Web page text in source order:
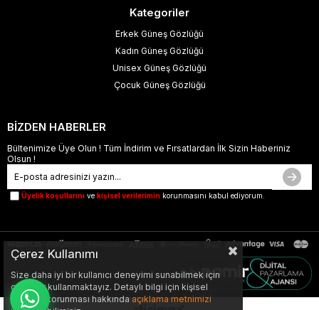
Kategoriler
Erkek Güneş Gözlüğü
Kadın Güneş Gözlüğü
Unisex Güneş Gözlüğü
Çocuk Güneş Gözlüğü
BİZDEN HABERLER
Bültenimize Üye Olun ! Tüm İndirim ve Fırsatlardan İlk Sizin Haberiniz
Olsun !
Üyelik koşullarını ve kişisel verilerimin korunmasını kabul ediyorum.
Çerez Kullanımı
Size daha iyi bir kullanıcı deneyimi sunabilmek için
çerezler kullanmaktayız. Detaylı bilgi için kişisel
verilerin korunması hakkında açıklama metnimizi